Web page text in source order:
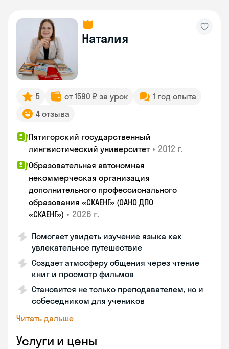
Наталия
5 от 1590 ₽ за урок
1 год опыта
4 отзыва
Пятигорский государственный
лингвистический университет • 2012 г.
Образовательная автономная
некоммерческая организация
дополнительного профессионального
образования «СКАЕНГ» (ОАНО ДПО
«СКАЕНГ») • 2026 г.
Помогает увидеть изучение языка как
увлекательное путешествие
Создает атмосферу общения через чтение
книг и просмотр фильмов
Становится не только преподавателем, но и
собеседником для учеников
Читать дальше
Услуги и цены